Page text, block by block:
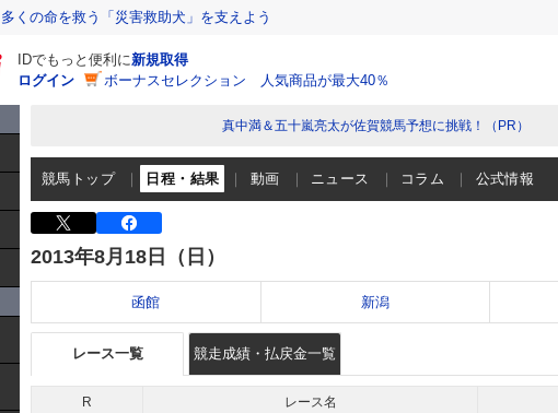
くの命を救う「災害救助犬」を支えよう
IDでもっと便利に新規取得
ログイン
ボーナスセレクション 人気商品が最大40％
真中満＆五十嵐亮太が佐賀競馬予想に挑戦！（PR）
競馬トップ 日程・結果 動画 ニュース コラム 公式情報
2013年8月18日（日）
函館 新潟
レース一覧 競走成績・払戻金一覧
R レース名